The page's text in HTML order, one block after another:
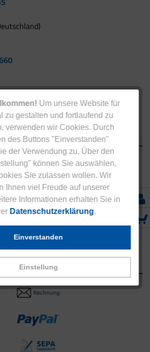
Um unsere Website für
zu gestalten und fortlaufend zu
verwenden wir Cookies. Durch
des Buttons "Einverstanden"
der Verwendung zu. Über den
können Sie auswählen,
Sie zulassen wollen. Wir
Ihnen viel Freude auf unserer
Informationen erhalten Sie in
Datenschutzerklärung.
Einstellung
Einverstanden
Deutschlands